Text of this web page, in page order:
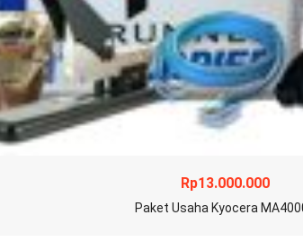
Rp13.000.000
Paket Usaha Kyocera